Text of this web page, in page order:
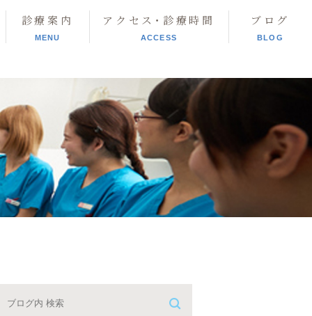
診療案内
MENU
アクセス･診療時間
ACCESS
ブログ
BLOG